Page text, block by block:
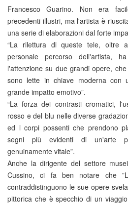
Francesco Guarino. Non era
precedenti illustri, ma l'artista è
una serie di elaborazioni dal forte
“La rilettura di queste tele, oltre
personale percorso dell'artista,
l'attenzione su due grandi opere,
sono lette in chiave moderna con
grande impatto emotivo”.
“La forza dei contrasti cromatici,
rosso e del blu nelle diverse
ed i corpi possenti che prendono
segni più evidenti di un'arte
genuinamente vitale”.
Anche la dirigente del settore
Cussino, ci fa ben notare che
contraddistinguono le sue opere
pittorica che è specchio di un